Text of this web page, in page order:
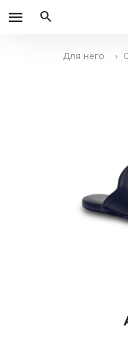
Для него ›